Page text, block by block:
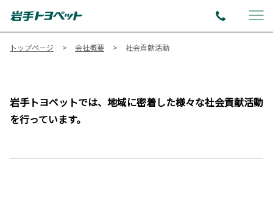
トップページ 会社概要 社会貢献活動
岩手トヨペットでは、地域に密着した様々な社会貢献活動
を行っています。